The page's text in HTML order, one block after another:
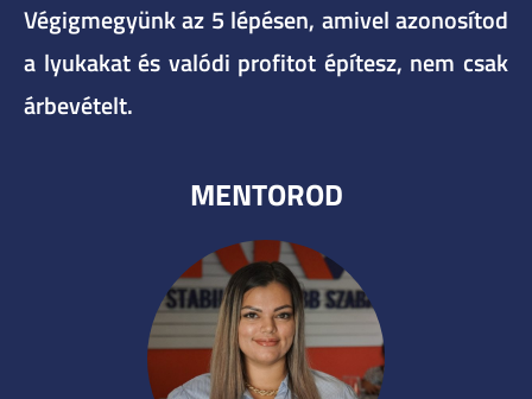
Végigmegyünk az 5 lépésen, amivel azonosítod
a lyukakat és valódi profitot építesz, nem csak
árbevételt.
MENTOROD